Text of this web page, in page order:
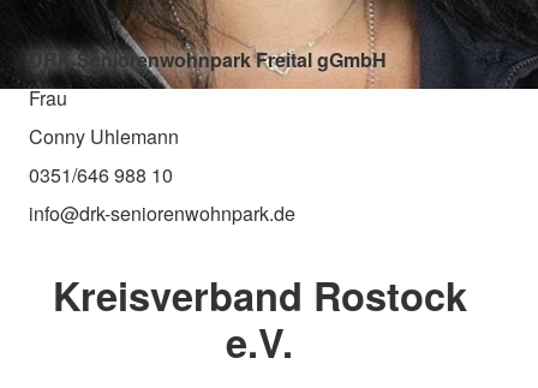
DRK Seniorenwohnpark Freital gGmbH
Frau
Conny Uhlemann
0351/646 988 10
info@drk-seniorenwohnpark.de
Kreisverband Rostock
e.V.